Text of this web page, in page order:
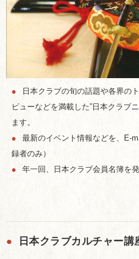
●
日本クラブの旬の話題や各界の
ビューなどを満載した”日本クラブ
ます。
●
最新のイベント情報などを、E-
録者のみ）
●
年一回、日本クラブ会員名簿を発
● 日本クラブカルチャー講